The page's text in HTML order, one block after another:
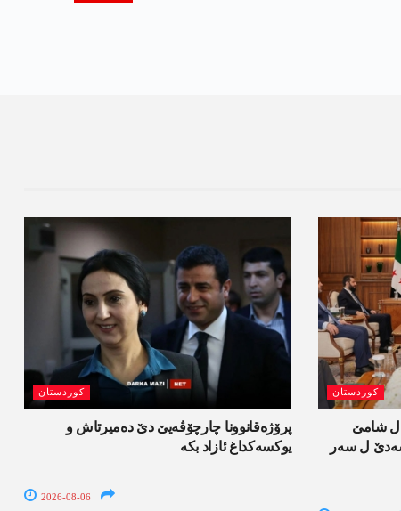
کوردستان
پرۆژەقانوونا چارچۆڤەیێ دێ دەمیرتاش و
یوکسەکداغ ئازاد بکە
2026-08-06
کوردستان
ل شامێ
ل سەر